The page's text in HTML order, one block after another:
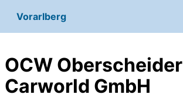
Vorarlberg
OCW Oberscheider
Carworld GmbH